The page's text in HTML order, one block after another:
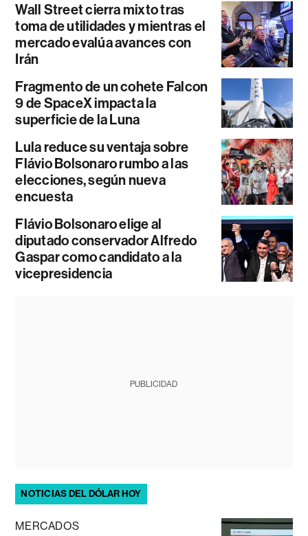
Wall Street cierra mixto tras
toma de utilidades y mientras el
mercado evalúa avances con
Irán
Fragmento de un cohete Falcon
9 de SpaceX impacta la
superficie de la Luna
Lula reduce su ventaja sobre
Flávio Bolsonaro rumbo a las
elecciones, según nueva
encuesta
Flávio Bolsonaro elige al
diputado conservador Alfredo
Gaspar como candidato a la
vicepresidencia
PUBLICIDAD
NOTICIAS DEL DÓLAR HOY
MERCADOS